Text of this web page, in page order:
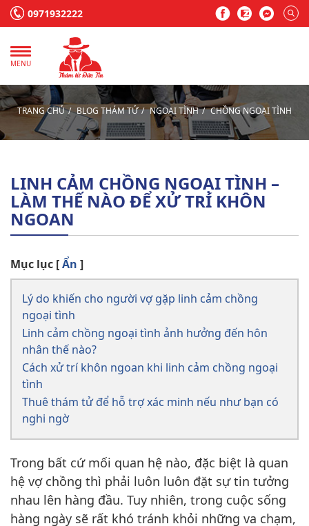
0971932222
MENU
TRANG CHỦ BLOG THÁM TỬ NGOẠI TÌNH CHỒNG NGOẠI TÌNH
LINH CẢM CHỒNG NGOẠI TÌNH –
LÀM THẾ NÀO ĐỂ XỬ TRÍ KHÔN
NGOAN
Mục lục [Ẩn ]
Lý do khiến cho người vợ gặp linh cảm chồng
ngoại tình
Linh cảm chồng ngoại tình ảnh hưởng đến hôn
nhân thế nào?
Cách xử trí khôn ngoan khi linh cảm chồng ngoại
tình
Thuê thám tử để hỗ trợ xác minh nếu như bạn có
nghi ngờ
Trong bất cứ mối quan hệ nào, đặc biệt là quan
hệ vợ chồng thì phải luôn luôn đặt sự tin tưởng
nhau lên hàng đầu. Tuy nhiên, trong cuộc sống
hàng ngày sẽ rất khó tránh khỏi những va chạm,